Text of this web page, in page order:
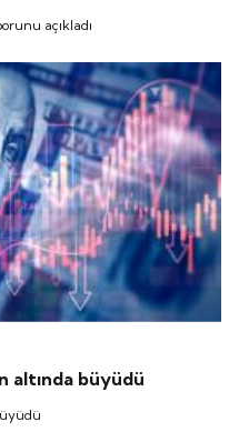
açıkladı
altında büyüdü